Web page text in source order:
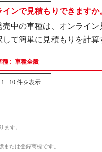
ンで見積もりできますか
売中の車種は、オンライ
して簡単に見積もりを計
種 : 車種全般
1 - 10 件を表示
ます。
たは登録商標です。